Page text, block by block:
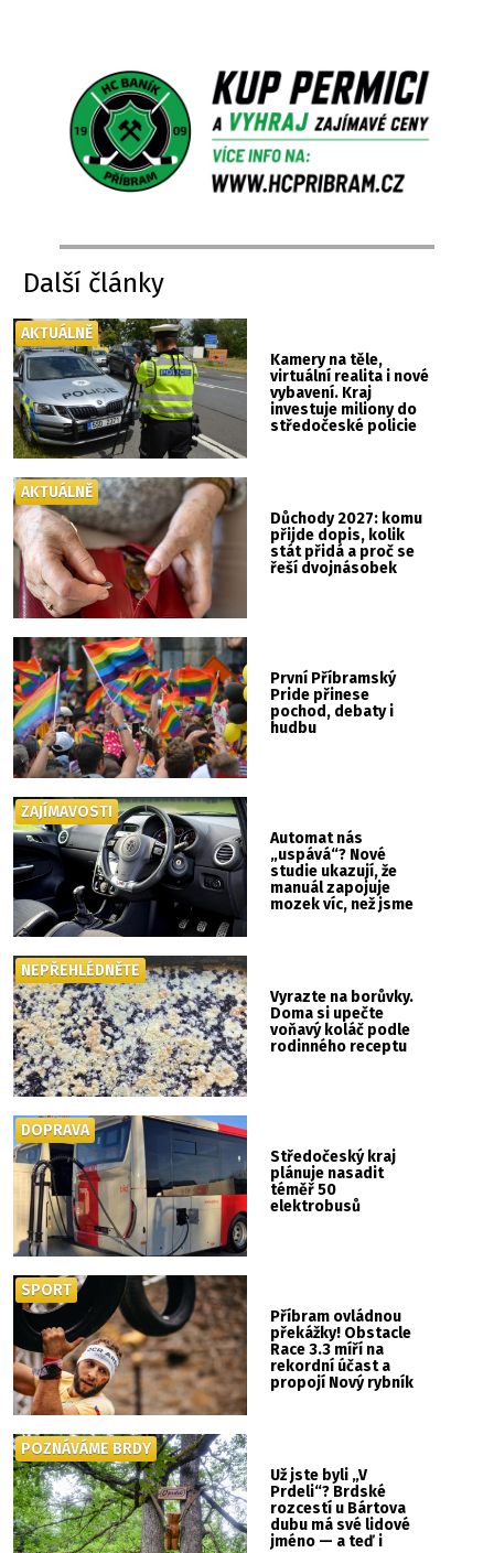
Další články
Kamery na těle,
virtuální realita i nové
vybavení. Kraj
investuje miliony do
středočeské policie
AKTUÁLNĚ
Důchody 2027: komu
přijde dopis, kolik
stát přidá a proč se
řeší dvojnásobek
AKTUÁLNĚ
První Příbramský
Pride přinese
pochod, debaty i
hudbu
Automat nás
„uspává“? Nové
studie ukazují, že
manuál zapojuje
mozek víc, než jsme
ZAJÍMAVOSTI
Vyrazte na borůvky.
Doma si upečte
voňavý koláč podle
rodinného receptu
NEPŘEHLÉDNĚTE
Středočeský kraj
plánuje nasadit
téměř 50
elektrobusů
DOPRAVA
Příbram ovládnou
překážky! Obstacle
Race 3.3 míří na
rekordní účast a
propojí Nový rybník
SPORT
Už jste byli „V
Prdeli“? Brdské
rozcestí u Bártova
dubu má své lidové
jméno — a teď i
POZNÁVÁME BRDY